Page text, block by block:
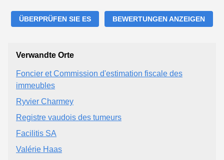
ÜBERPRÜFEN SIE ES BEWERTUNGEN ANZEIGEN
Verwandte Orte
Foncier et Commission d'estimation fiscale des
immeubles
Ryvier Charmey
Registre vaudois des tumeurs
Facilitis SA
Valérie Haas